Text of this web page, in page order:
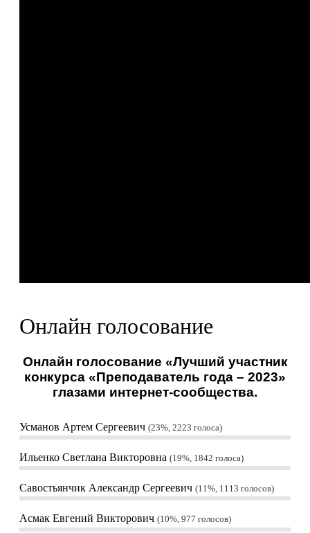
Онлайн голосование
Онлайн голосование «Лучший участник
конкурса «Преподаватель года – 2023»
глазами интернет-сообщества.
Усманов Артем Сергеевич 23%, 2223 голоса
Ильенко Светлана Викторовна 19%, 1842 голоса
Савостьянчик Александр Сергеевич 11%, 1113 голосов
Асмак Евгений Викторович 10%, 977 голосов